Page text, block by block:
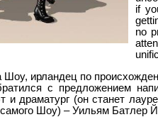
if
no
Шоу, ирландец по
с предложением
и драматург (он станет
Шоу) – Уильям Батлер